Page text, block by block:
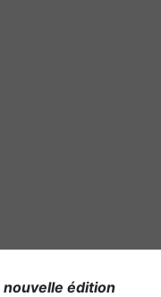
nouvelle édition